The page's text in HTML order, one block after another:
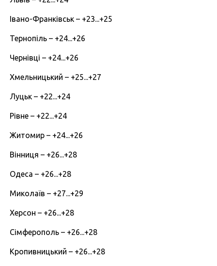
Івано-Франківськ – +23...+25
Тернопіль – +24...+26
Чернівці – +24...+26
Хмельницький – +25...+27
Луцьк – +22...+24
Рівне – +22...+24
Житомир – +24...+26
Вінниця – +26...+28
Одеса – +26...+28
Миколаїв – +27...+29
Херсон – +26...+28
Сімферополь – +26...+28
Кропивницький – +26...+28